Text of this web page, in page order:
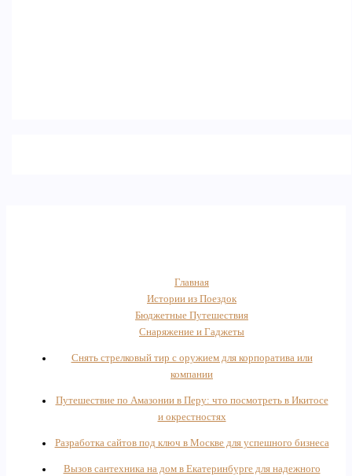
Главная
Истории из Поездок
Бюджетные Путешествия
Снаряжение и Гаджеты
Снять стрелковый тир с оружием для корпоратива или
компании
Путешествие по Амазонии в Перу: что посмотреть в Икитосе
и окрестностях
Разработка сайтов под ключ в Москве для успешного бизнеса
Вызов сантехника на дом в Екатеринбурге для надежного